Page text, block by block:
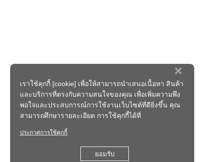
×
เราใช้คุกกี้ [cookie] เพื่อให้สามารถนำเสนอเนื้อหา สินค้า
และบริการที่ตรงกับความสนใจของคุณ เพื่อเพิ่มความพึง
พอใจและประสบการณ์การใช้งานเว็บไซต์ที่ดียิ่งขึ้น คุณ
สามารถศึกษารายละเอียด การใช้คุกกี้ได้ที่
ประกาศการใช้คุกกี้
ยอมรับ